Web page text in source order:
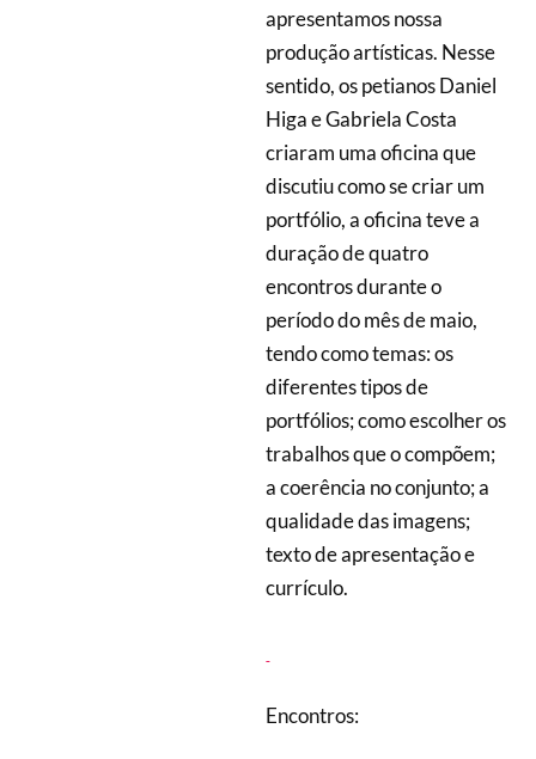
apresentamos nossa
produção artísticas. Nesse
sentido, os petianos Daniel
Higa e Gabriela Costa
criaram uma oficina que
discutiu como se criar um
portfólio, a oficina teve a
duração de quatro
encontros durante o
período do mês de maio,
tendo como temas: os
diferentes tipos de
portfólios; como escolher os
trabalhos que o compõem;
a coerência no conjunto; a
qualidade das imagens;
texto de apresentação e
currículo.
Encontros: